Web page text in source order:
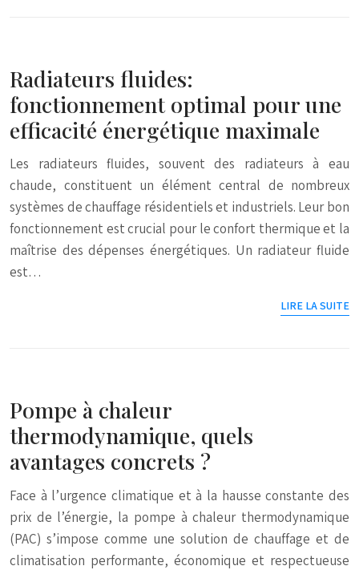
Radiateurs fluides:
fonctionnement optimal pour une
efficacité énergétique maximale
Les radiateurs fluides, souvent des radiateurs à eau
chaude, constituent un élément central de nombreux
systèmes de chauffage résidentiels et industriels. Leur bon
fonctionnement est crucial pour le confort thermique et la
maîtrise des dépenses énergétiques. Un radiateur fluide
est…
LIRE LA SUITE
Pompe à chaleur
thermodynamique, quels
avantages concrets ?
Face à l’urgence climatique et à la hausse constante des
prix de l’énergie, la pompe à chaleur thermodynamique
(PAC) s’impose comme une solution de chauffage et de
climatisation performante, économique et respectueuse